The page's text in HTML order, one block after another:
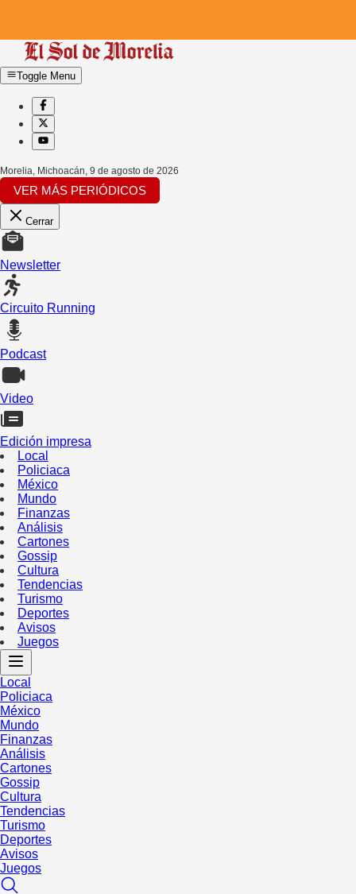
Toggle Menu
Morelia, Michoacán, 9 de agosto de 2026
VER MÁS PERIÓDICOS
Cerrar
Newsletter
Circuito Running
Podcast
Video
Edición impresa
Local
Policiaca
México
Mundo
Finanzas
Análisis
Cartones
Gossip
Cultura
Tendencias
Turismo
Deportes
Avisos
Juegos
Local
Policiaca
México
Mundo
Finanzas
Análisis
Cartones
Gossip
Cultura
Tendencias
Turismo
Deportes
Avisos
Juegos